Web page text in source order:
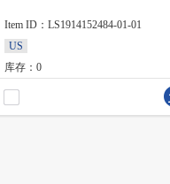
Item ID：LS1914152484-01-01
US
库存：0